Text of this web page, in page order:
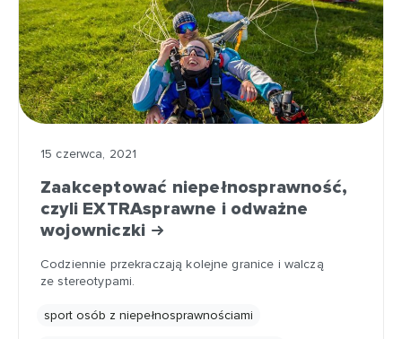
15 czerwca, 2021
Zaakceptować niepełnosprawność,
czyli EXTRAsprawne i odważne
wojowniczki
Codziennie przekraczają kolejne granice i walczą
ze stereotypami.
sport osób z niepełnosprawnościami